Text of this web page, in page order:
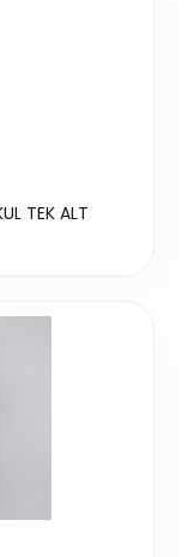
TEK ALT